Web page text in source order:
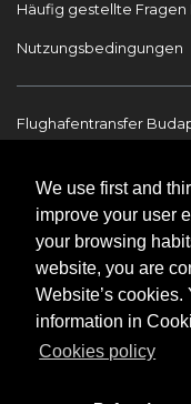
We use first and
improve your user
your browsing
website, you are
Website’s cookies.
information in
Cookies policy
Häufig gestellte Fragen
Nutzungsbedingungen
Flughafentransfer
Copyright ©